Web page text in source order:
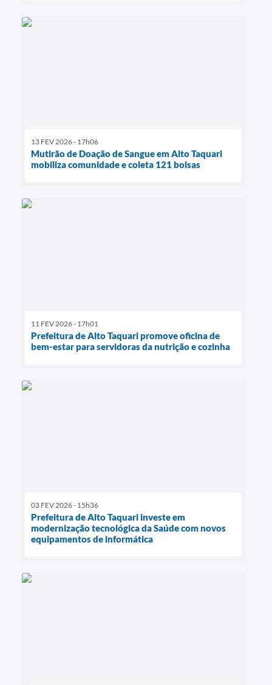
13 FEV 2026 - 17h06
Mutirão de Doação de Sangue em Alto Taquari
mobiliza comunidade e coleta 121 bolsas
11 FEV 2026 - 17h01
Prefeitura de Alto Taquari promove oficina de
bem-estar para servidoras da nutrição e cozinha
03 FEV 2026 - 15h36
Prefeitura de Alto Taquari investe em
modernização tecnológica da Saúde com novos
equipamentos de informática